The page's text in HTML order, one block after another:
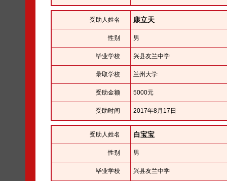
受助人姓名 康立天
性别 男
毕业学校 兴县友兰中学
录取学校 兰州大学
受助金额 5000元
受助时间 2017年8月17日
受助人姓名 白宝宝
性别 男
毕业学校 兴县友兰中学